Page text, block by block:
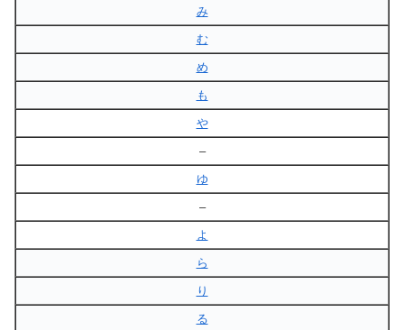
み
む
め
も
や
–
ゆ
–
よ
ら
り
る